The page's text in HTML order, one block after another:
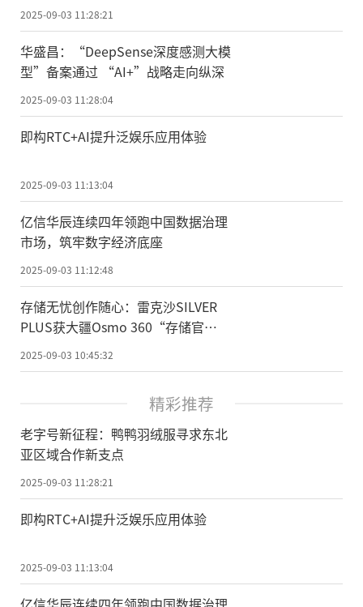
2025-09-03 11:28:21
华盛昌：“DeepSense深度感测大模
型”备案通过 “AI+”战略走向纵深
2025-09-03 11:28:04
即构RTC+AI提升泛娱乐应用体验
2025-09-03 11:13:04
亿信华辰连续四年领跑中国数据治理
市场，筑牢数字经济底座
2025-09-03 11:12:48
存储无忧创作随心：雷克沙SILVER
PLUS获大疆Osmo 360“存储官
2025-09-03 10:45:32
精彩推荐
老字号新征程：鸭鸭羽绒服寻求东北
亚区域合作新支点
2025-09-03 11:28:21
即构RTC+AI提升泛娱乐应用体验
2025-09-03 11:13:04